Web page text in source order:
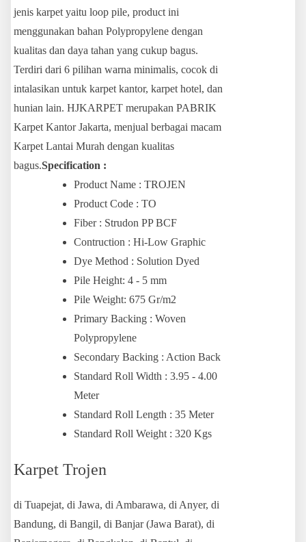
jenis karpet yaitu loop pile, product ini
menggunakan bahan Polypropylene dengan
kualitas dan daya tahan yang cukup bagus.
Terdiri dari 6 pilihan warna minimalis, cocok di
intalasikan untuk karpet kantor, karpet hotel, dan
hunian lain. HJKARPET merupakan PABRIK
Karpet Kantor Jakarta, menjual berbagai macam
Karpet Lantai Murah dengan kualitas
bagus.Specification :
Product Name : TROJEN
Product Code : TO
Fiber : Strudon PP BCF
Contruction : Hi-Low Graphic
Dye Method : Solution Dyed
Pile Height: 4 - 5 mm
Pile Weight: 675 Gr/m2
Primary Backing : Woven
Polypropylene
Secondary Backing : Action Back
Standard Roll Width : 3.95 - 4.00
Meter
Standard Roll Length : 35 Meter
Standard Roll Weight : 320 Kgs
Karpet Trojen
di Tuapejat, di Jawa, di Ambarawa, di Anyer, di
Bandung, di Bangil, di Banjar (Jawa Barat), di